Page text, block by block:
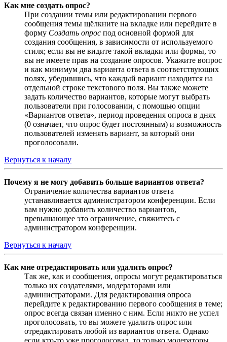
Как мне создать опрос?
При создании темы или редактировании первого
сообщения темы щёлкните на вкладке или перейдите в
форму Создать опрос под основной формой для
создания сообщения, в зависимости от используемого
стиля; если вы не видите такой вкладки или формы, то
вы не имеете прав на создание опросов. Укажите вопрос
и как минимум два варианта ответа в соответствующих
полях, убедившись, что каждый вариант находится на
отдельной строке текстового поля. Вы также можете
задать количество вариантов, которые могут выбрать
пользователи при голосовании, с помощью опции
«Вариантов ответа», период проведения опроса в днях
(0 означает, что опрос будет постоянным) и возможность
пользователей изменять вариант, за который они
проголосовали.
Вернуться к началу
Почему я не могу добавить больше вариантов ответа?
Ограничение количества вариантов ответа
устанавливается администратором конференции. Если
вам нужно добавить количество вариантов,
превышающее это ограничение, свяжитесь с
администратором конференции.
Вернуться к началу
Как мне отредактировать или удалить опрос?
Так же, как и сообщения, опросы могут редактироваться
только их создателями, модераторами или
администраторами. Для редактирования опроса
перейдите к редактированию первого сообщения в теме;
опрос всегда связан именно с ним. Если никто не успел
проголосовать, то вы можете удалить опрос или
отредактировать любой из вариантов ответа. Однако
если кто-то уже проголосовал, то только модераторы